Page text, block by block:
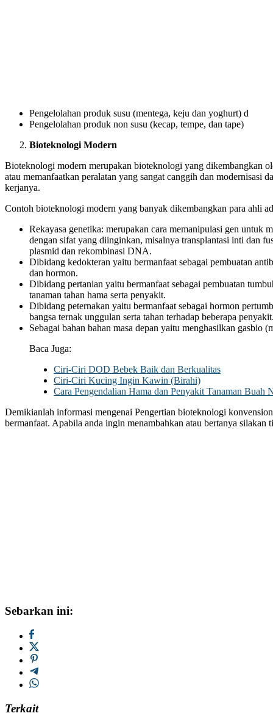
Pengelolahan produk susu (mentega, keju dan yoghurt) d
Pengelolahan produk non susu (kecap, tempe, dan tape)
Bioteknologi Modern
Bioteknologi modern merupakan bioteknologi yang dikembangkan
atau memanfaatkan peralatan yang sangat canggih dan modernisasi
kerjanya.
Contoh bioteknologi modern yang banyak dikembangkan para ahli
Rekayasa genetika: merupakan cara memanipulasi gen untuk
dengan sifat yang diinginkan, misalnya transplantasi inti dan
plasmid dan rekombinasi DNA.
Dibidang kedokteran yaitu bermanfaat sebagai pembuatan
dan hormon.
Dibidang pertanian yaitu bermanfaat sebagai pembuatan
tanaman tahan hama serta penyakit.
Dibidang peternakan yaitu bermanfaat sebagai hormon
bangsa ternak unggulan serta tahan terhadap beberapa
Sebagai bahan bahan masa depan yaitu menghasilkan gasbio
Baca Juga:
Ciri-Ciri DOD Bebek Baik dan Berkualitas
Ciri-Ciri Kucing Ingin Kawin (Birahi)
Cara Pengendalian Hama dan Penyakit Tanaman Buah
Demikianlah informasi mengenai Pengertian bioteknologi
bermanfaat. Apabila anda ingin menambahkan atau bertanya
Sebarkan ini:
Terkait